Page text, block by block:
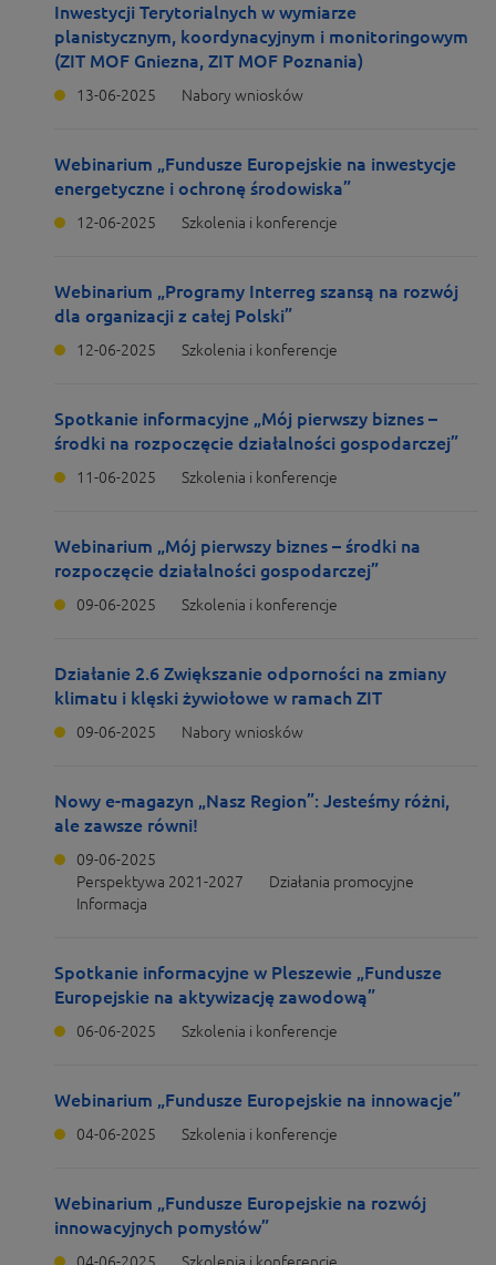
Inwestycji Terytorialnych w wymiarze
planistycznym, koordynacyjnym i monitoringowym
(ZIT MOF Gniezna, ZIT MOF Poznania)
13-06-2025 Nabory wniosków
Webinarium „Fundusze Europejskie na inwestycje
energetyczne i ochronę środowiska”
12-06-2025 Szkolenia i konferencje
Webinarium „Programy Interreg szansą na rozwój
dla organizacji z całej Polski”
12-06-2025 Szkolenia i konferencje
Spotkanie informacyjne „Mój pierwszy biznes –
środki na rozpoczęcie działalności gospodarczej”
11-06-2025 Szkolenia i konferencje
Webinarium „Mój pierwszy biznes – środki na
rozpoczęcie działalności gospodarczej”
09-06-2025 Szkolenia i konferencje
Działanie 2.6 Zwiększanie odporności na zmiany
klimatu i klęski żywiołowe w ramach ZIT
09-06-2025 Nabory wniosków
Nowy e-magazyn „Nasz Region”: Jesteśmy różni,
ale zawsze równi!
09-06-2025
Perspektywa 2021-2027
Działania promocyjne
Informacja
Spotkanie informacyjne w Pleszewie „Fundusze
Europejskie na aktywizację zawodową”
06-06-2025 Szkolenia i konferencje
Webinarium „Fundusze Europejskie na innowacje”
04-06-2025 Szkolenia i konferencje
Webinarium „Fundusze Europejskie na rozwój
innowacyjnych pomysłów”